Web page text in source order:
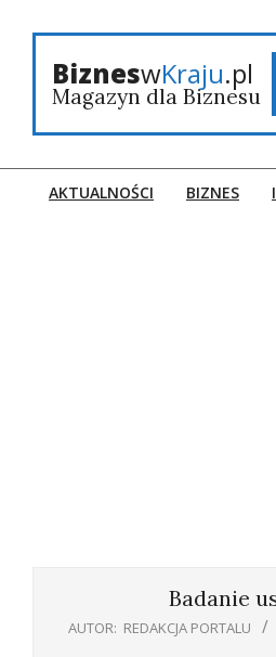
contentBizneswKraju.pl
Magazyn dla Biznesu
Primary
AKTUALNOŚCI BIZNES
Badanie
AUTOR: REDAKCJA PORTALU